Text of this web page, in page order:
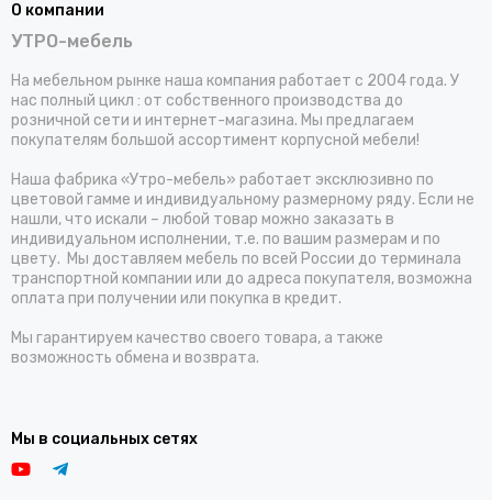
О компании
УТРО-мебель
На мебельном рынке наша компания работает с 2004 года. У
нас полный цикл : от собственного производства до
розничной сети и интернет-магазина. Мы предлагаем
покупателям большой ассортимент корпусной мебели!
Наша фабрика «Утро-мебель» работает эксклюзивно по
цветовой гамме и индивидуальному размерному ряду. Если не
нашли, что искали – любой товар можно заказать в
индивидуальном исполнении, т.е. по вашим размерам и по
цвету. Мы доставляем мебель по всей России до терминала
транспортной компании или до адреса покупателя, возможна
оплата при получении или покупка в кредит.
Мы гарантируем качество своего товара, а также
возможность обмена и возврата.
Мы в социальных сетях